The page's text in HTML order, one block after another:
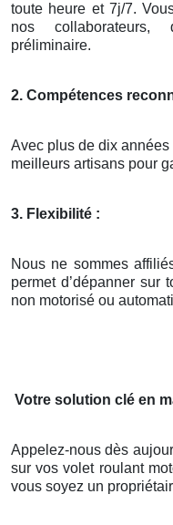
toute heure et 7j/7.
nos
préliminaire.
2. Compétences
Avec plus de dix années
meilleurs artisans pour
3. Flexibilité :
Nous ne sommes
permet d’dépanner sur
non motorisé ou
Votre solution clé en
Appelez-nous dès
sur vos volet roulant
vous soyez un